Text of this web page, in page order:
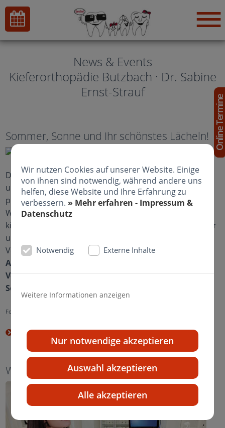
Wir nutzen Cookies auf unserer Website. Einige
von ihnen sind notwendig, während andere uns
helfen, diese Website und Ihre Erfahrung zu
verbessern. » Mehr erfahren - Impressum &
Datenschutz
Notwendig Externe Inhalte
Weitere Informationen anzeigen
Nur notwendige akzeptieren
Auswahl akzeptieren
Alle akzeptieren
Online Termine
News & Events
Kieferorthopädie Butzbach · Dr. Sabine
Ernst-Strauf
Sommer, Sonne und Ihr schönstes Lächeln!
Die Ferien stehen vor der Tür – Zeit zum Entspannen
und um mit der Sonne um die Wette zu strahlen. Die
perfekte Gelegenheit, Ihr schönstes Lächeln zu zeigen.
Wir begleiten Sie auch weiterhin zuverlässig durch Ihre
kieferorthopädische Behandlung und möchten Sie über
unsere geänderten Ferienöffnungszeiten und
Vertretungen informieren.
Achtung!
Vom 11.07.2026 bis 09.08.2026 machen wir
Sommerferien.
Foto: © kabaa10
mehr lesen ?
Wir suchen Verstärkung für unser Team